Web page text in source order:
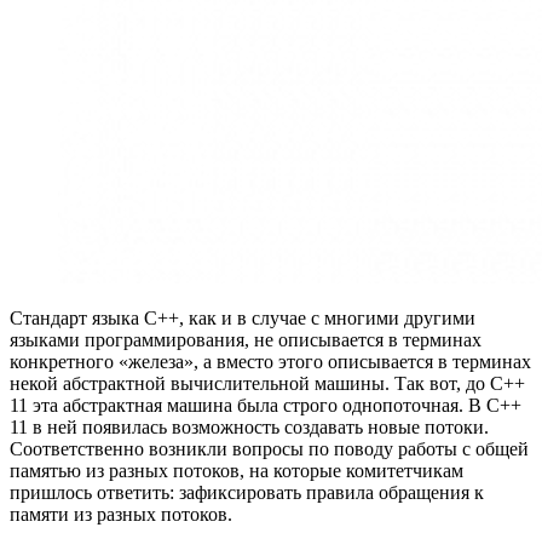
Стандарт языка C++, как и в случае с многими другими
языками программирования, не описывается в терминах
конкретного «железа», а вместо этого описывается в терминах
некой абстрактной вычислительной машины. Так вот, до C++
11 эта абстрактная машина была строго однопоточная. В C++
11 в ней появилась возможность создавать новые потоки.
Соответственно возникли вопросы по поводу работы с общей
памятью из разных потоков, на которые комитетчикам
пришлось ответить: зафиксировать правила обращения к
памяти из разных потоков.